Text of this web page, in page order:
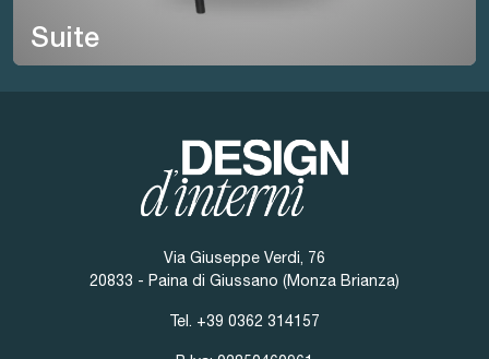
Suite
Via Giuseppe Verdi, 76
20833 - Paina di Giussano (Monza Brianza)
Tel. +39 0362 314157